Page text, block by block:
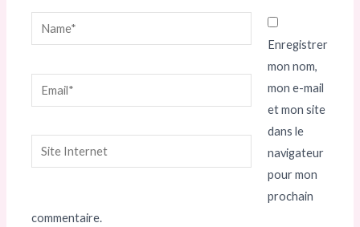
Name*
Email*
Site
Internet
Enregistrer
mon nom,
mon e-mail
et mon site
dans le
navigateur
pour mon
prochain
commentaire.